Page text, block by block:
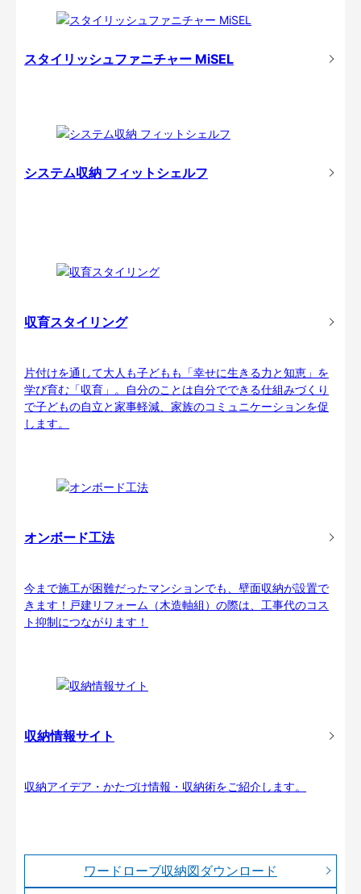
スタイリッシュファニチャー MiSEL
システム収納 フィットシェルフ
収育スタイリング
片付けを通して大人も子どもも「幸せに生きる力と知恵」を
学び育む「収育」。自分のことは自分でできる仕組みづくり
で子どもの自立と家事軽減、家族のコミュニケーションを促
します。
オンボード工法
今まで施工が困難だったマンションでも、壁面収納が設置で
きます！戸建リフォーム（木造軸組）の際は、工事代のコス
ト抑制につながります！
収納情報サイト
収納アイデア・かたづけ情報・収納術をご紹介します。
ワードローブ収納図ダウンロード